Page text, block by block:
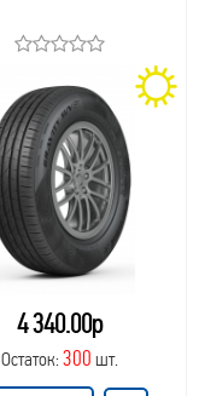
4 340.00р
Остаток:300 шт.